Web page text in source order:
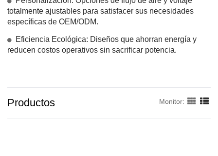
totalmente ajustables para satisfacer sus necesidades
específicas de OEM/ODM.
Eficiencia Ecológica: Diseños que ahorran energía y
reducen costos operativos sin sacrificar potencia.
Productos Monitor: